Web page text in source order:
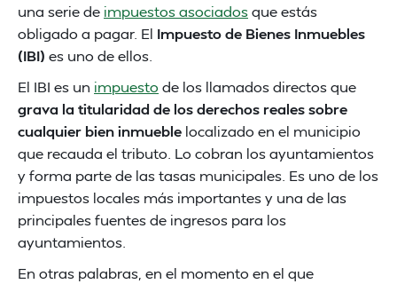
una serie de impuestos asociadosque estás
obligado a pagar. El Impuesto de Bienes Inmuebles
(IBI) es uno de ellos.
El IBI es un impuesto de los llamados directos que
grava la titularidad de los derechos reales sobre
cualquier bien inmueble localizado en el municipio
que recauda el tributo. Lo cobran los ayuntamientos
y forma parte de las tasas municipales. Es uno de los
impuestos locales más importantes y una de las
principales fuentes de ingresos para los
ayuntamientos.
En otras palabras, en el momento en el que